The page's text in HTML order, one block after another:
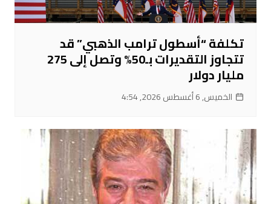
تكلفة “أسطول ترامب الذهبي” قد
تتجاوز التقديرات بـ50% وتصل إلى 275
مليار دولار
الخميس, 6 أغسطس 2026, 4:54